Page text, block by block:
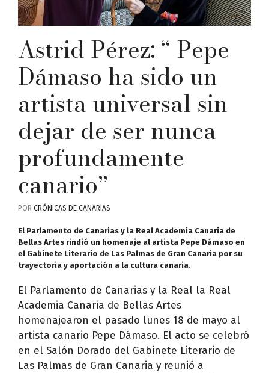
Astrid Pérez: “ Pepe
Dámaso ha sido un
artista universal sin
dejar de ser nunca
profundamente
canario”
POR CRÓNICAS DE CANARIAS
El Parlamento de Canarias y la Real Academia Canaria de
Bellas Artes rindió un homenaje al artista Pepe Dámaso en
el Gabinete Literario de Las Palmas de Gran Canaria por su
trayectoria y aportación a la cultura canaria.
El Parlamento de Canarias y la Real la Real
Academia Canaria de Bellas Artes
homenajearon el pasado lunes 18 de mayo al
artista canario Pepe Dámaso. El acto se celebró
en el Salón Dorado del Gabinete Literario de
Las Palmas de Gran Canaria y reunió a